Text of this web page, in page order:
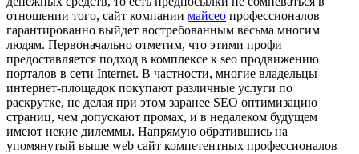
отношении того, сайт компании майсео профессионалов
гарантированно выйдет востребованным весьма многим
людям. Первоначально отметим, что этими профи
предоставляется подход в комплексе к seo продвижению
порталов в сети Internet. В частности, многие владельцы
интернет-площадок покупают различные услуги по
раскрутке, не делая при этом заранее SEO оптимизацию
страниц, чем допускают промах, и в недалеком будущем
имеют некие дилеммы. Напрямую обратившись на
упомянутый выше web сайт компетентных профессионалов